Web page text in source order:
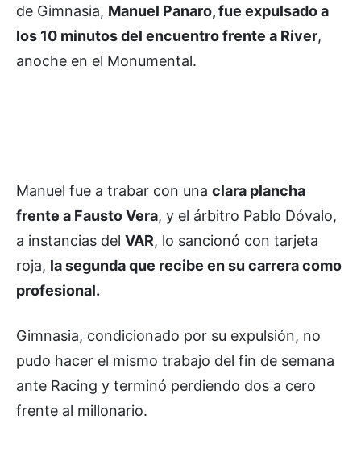
de Gimnasia, Manuel Panaro, fue expulsado a
los 10 minutos del encuentro frente a River,
anoche en el Monumental.
Manuel fue a trabar con una clara plancha
frente a Fausto Vera, y el árbitro Pablo Dóvalo,
a instancias del VAR, lo sancionó con tarjeta
roja, la segunda que recibe en su carrera como
profesional.
Gimnasia, condicionado por su expulsión, no
pudo hacer el mismo trabajo del fin de semana
ante Racing y terminó perdiendo dos a cero
frente al millonario.